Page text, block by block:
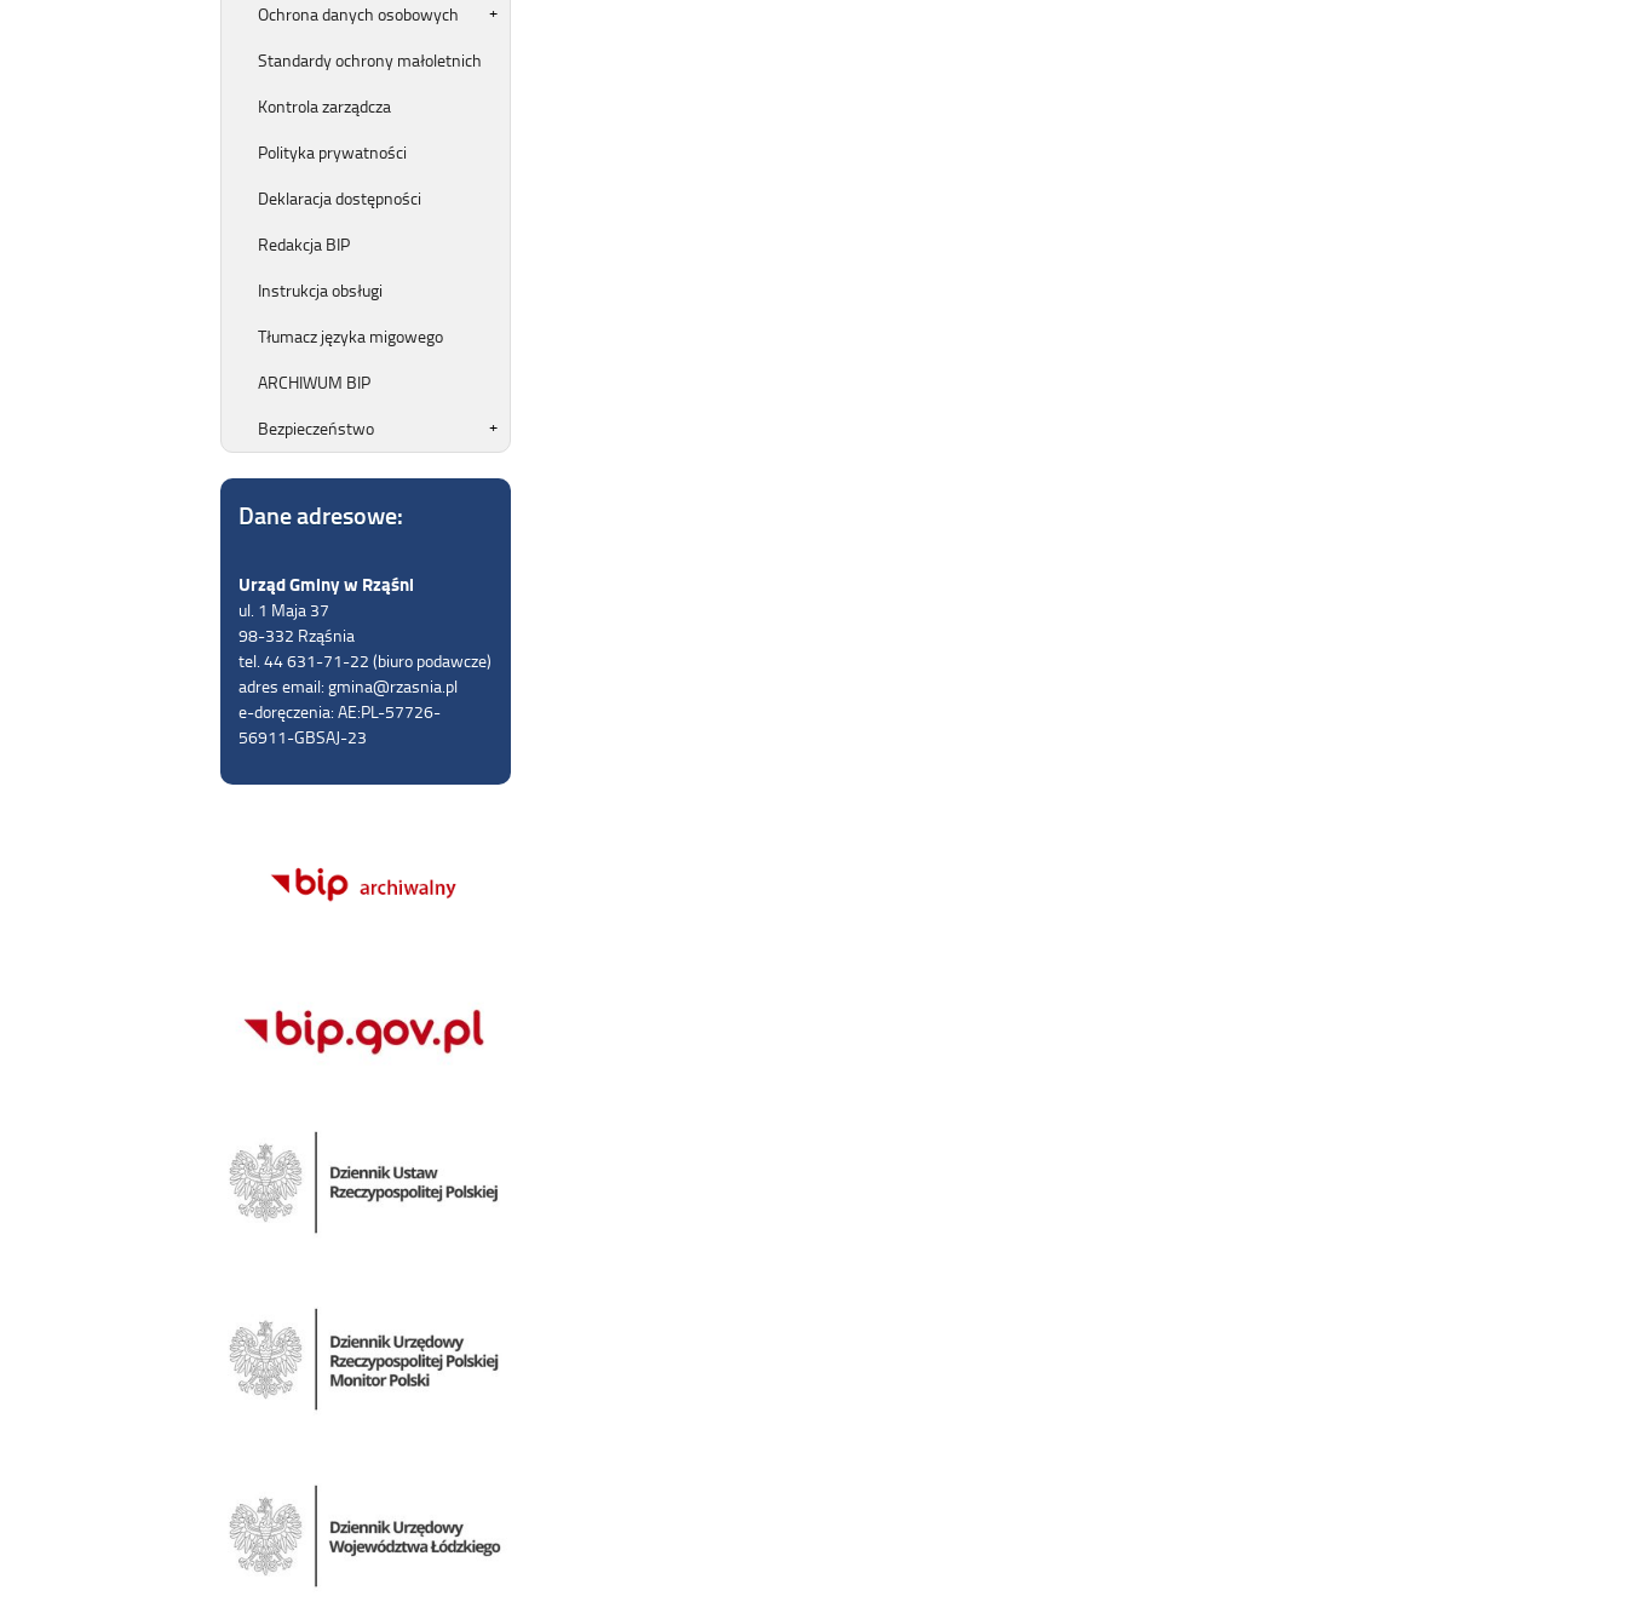
Ochrona danych osobowych
Standardy ochrony małoletnich
Kontrola zarządcza
Polityka prywatności
Deklaracja dostępności
Redakcja BIP
Instrukcja obsługi
Tłumacz języka migowego
ARCHIWUM BIP
Bezpieczeństwo
Dane adresowe:
Urząd Gminy w Rząśni
ul. 1 Maja 37
98-332 Rząśnia
tel. 44 631-71-22 (biuro podawcze)
adres email: gmina@rzasnia.pl
e-doręczenia: AE:PL-57726-
56911-GBSAJ-23